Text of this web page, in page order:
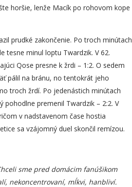
horšie, lenže Macík po rohovom kope
prudké zakončenie. Po troch minútach
tesne minul loptu Twardzik. V 62.
Qose presne k žrdi – 1:2. O sedem
pálil na bránu, no tentokrát jeho
troch žrdí. Po jedenástich minútach
premenil Twardzik – 2:2. V
v nadstavenom čase hostia
sa vzájomný duel skončil remízou.
sme pred domácim fanúšikom
nekoncentrovaní, mĺkvi, hanbliví.